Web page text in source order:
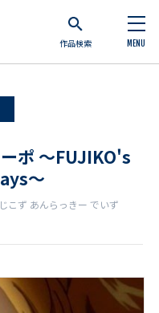
作品検索 MENU
ポ ～FUJIKO's
～
こず あんらっきー でいず